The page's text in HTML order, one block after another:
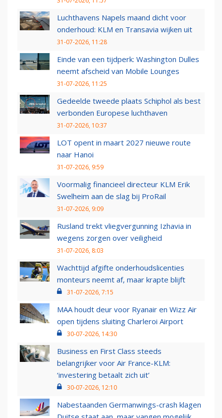
Luchthavens Napels maand dicht voor
onderhoud: KLM en Transavia wijken uit
31-07-2026, 11:28
Einde van een tijdperk: Washington Dulles
neemt afscheid van Mobile Lounges
31-07-2026, 11:25
Gedeelde tweede plaats Schiphol als best
verbonden Europese luchthaven
31-07-2026, 10:37
LOT opent in maart 2027 nieuwe route
naar Hanoi
31-07-2026, 9:59
Voormalig financieel directeur KLM Erik
Swelheim aan de slag bij ProRail
31-07-2026, 9:09
Rusland trekt vliegvergunning Izhavia in
wegens zorgen over veiligheid
31-07-2026, 8:03
Wachttijd afgifte onderhoudslicenties
monteurs neemt af, maar krapte blijft
31-07-2026, 7:15
MAA houdt deur voor Ryanair en Wizz Air
open tijdens sluiting Charleroi Airport
30-07-2026, 14:30
Business en First Class steeds
belangrijker voor Air France-KLM:
‘investering betaalt zich uit’
30-07-2026, 12:10
Nabestaanden Germanwings-crash klagen